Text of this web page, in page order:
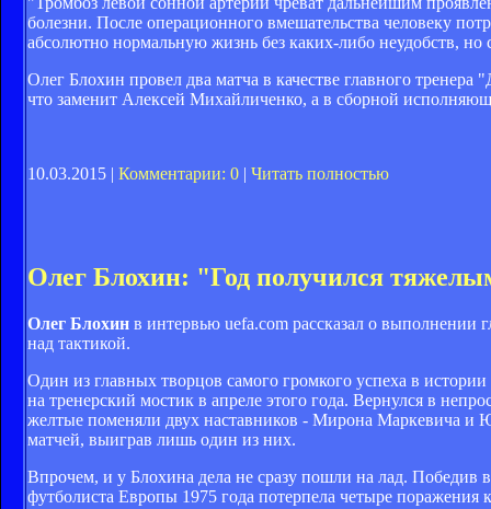
болезни. После операционного вмешательства человеку
абсолютно нормальную жизнь без каких-либо неудобств,
Олег Блохин провел два матча в качестве главного
что заменит Алексей Михайличенко, а в сборной
10.03.2015 | Комментарии: 0 Читать полностью
Олег Блохин: "Год получился
Олег Блохин в интервью uefa.com рассказал о выполнении
над тактикой.
Один из главных творцов самого громкого успеха в
на тренерский мостик в апреле этого года. Вернулся в
желтые поменяли двух наставников - Мирона Маркевича и
матчей, выиграв лишь один из них.
Впрочем, и у Блохина дела не сразу пошли на лад. Победив
футболиста Европы 1975 года потерпела четыре